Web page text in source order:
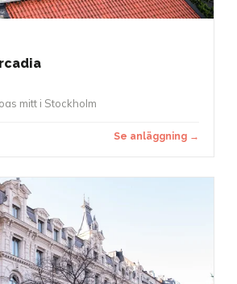
mitt i Stockholm
Se anläggning →